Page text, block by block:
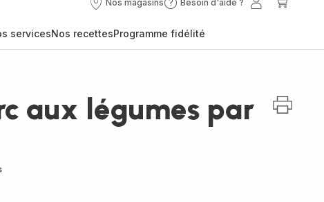
Nos magasins
Nos
Besoin d'aide ?
Besoin
?
Mon
servicesNos recettesProgramme fidélité
aux légumes par